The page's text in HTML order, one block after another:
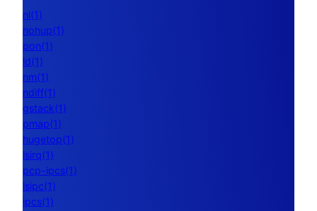
nl(1)
nohup(1)
pon(1)
ld(1)
nm(1)
ndiff(1)
gstack(1)
pmap(1)
hugetop(1)
lsirq(1)
pcp-ipcs(1)
lsipc(1)
ipcs(1)